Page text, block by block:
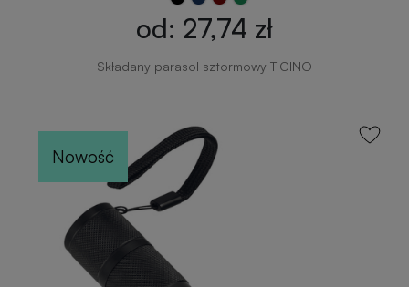
od: 27,74 zł
Składany parasol sztormowy TICINO
Nowość